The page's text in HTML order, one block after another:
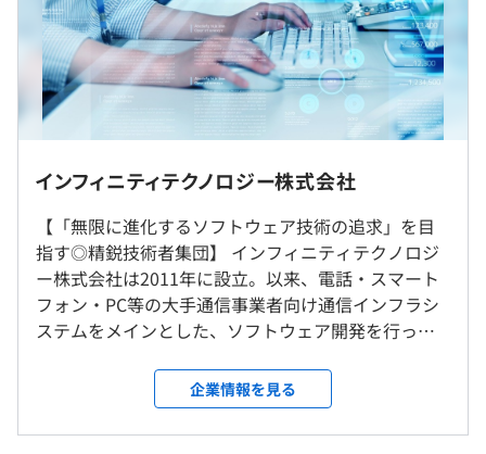
◆通信事業者向け開発
・携帯電話会社向けLTE用コアネットワークサーバ（呼処
理系等）開発
・固定電話会社向けネットワーク監視/制御システム
（NMS/EMS)開発
ム開発
・電力会社向け監視制御システム開発
・交通系（鉄道会社）向け監視制御システム開発
・ネットワーク設計支援システム開発
・オペレーションサポートシステム（OSS）開発
・機器設置工事サービスオーダー管理システム開発
・携帯電話会社向けポイント管理システム開発
本社（神奈川県川崎市）、東京近郊お客様先での勤務とな
ります。
※転勤はありません。
※テレワーク実施状況については案件ごとに異なります。
雇入時：神奈川本社、お客様先、および自宅
（※想定年収は年収提示額を保証するものではありません）
休憩時間：11:45～12:45（60分）
＜年間120日以上＞
・完全週休2日制（土日）
インフィニティテクノロジー株式会社
【「無限に進化するソフトウェア技術の追求」を目
指す◎精鋭技術者集団】 インフィニティテクノロジ
ー株式会社は2011年に設立。以来、電話・スマート
フォン・PC等の大手通信事業者向け通信インフラシ
ステムをメインとした、ソフトウェア開発を行って
ョッピングサイトなどの業務系Webシステム開発な
ど、幅広い領域においてクライアントの課題解決に
向けて技術提供しています。 弊社では受託案件毎に
企業情報を見る